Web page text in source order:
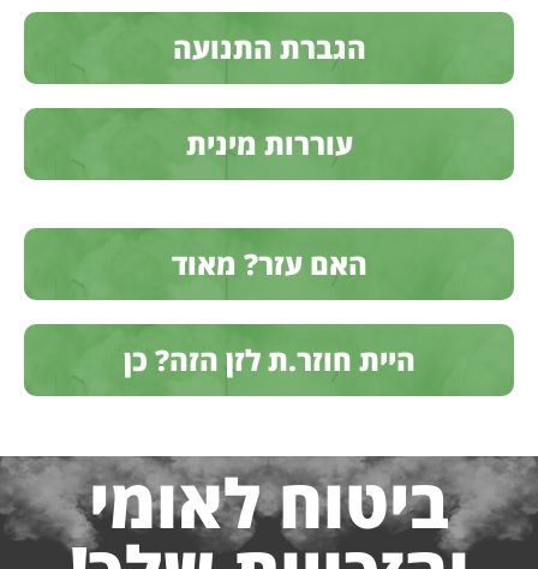
הגברת התנועה
עוררות מינית
האם עזר? מאוד
היית חוזר.ת לזן הזה? כן
ביטוח לאומי